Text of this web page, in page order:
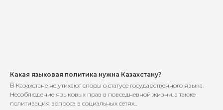
Какая языковая политика нужна Казахстану?
В Казахстане не утихают споры о статусе государственного языка.
Несоблюдение языковых прав в повседневной жизни, а также
политизация вопроса в социальных сетях...